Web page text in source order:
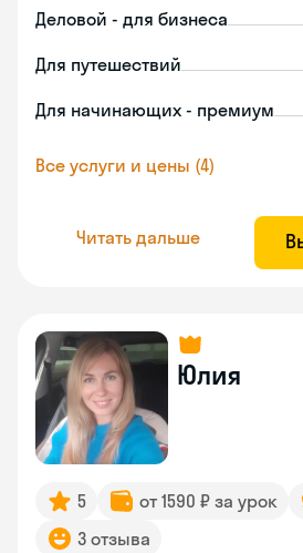
Деловой - для бизнеса
Для путешествий
Для начинающих - премиум
Все услуги и цены (4)
Читать дальше
Юлия
5 от 1590 ₽ за урок
3 отзыва